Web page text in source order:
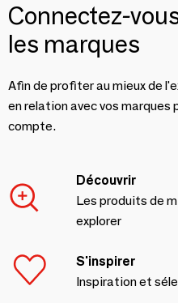
Connectez-
les marques
Afin de profiter au mieux de
en relation avec vos marques
compte.
Découvrir
Les produits de
explorer
S'inspirer
Inspiration et